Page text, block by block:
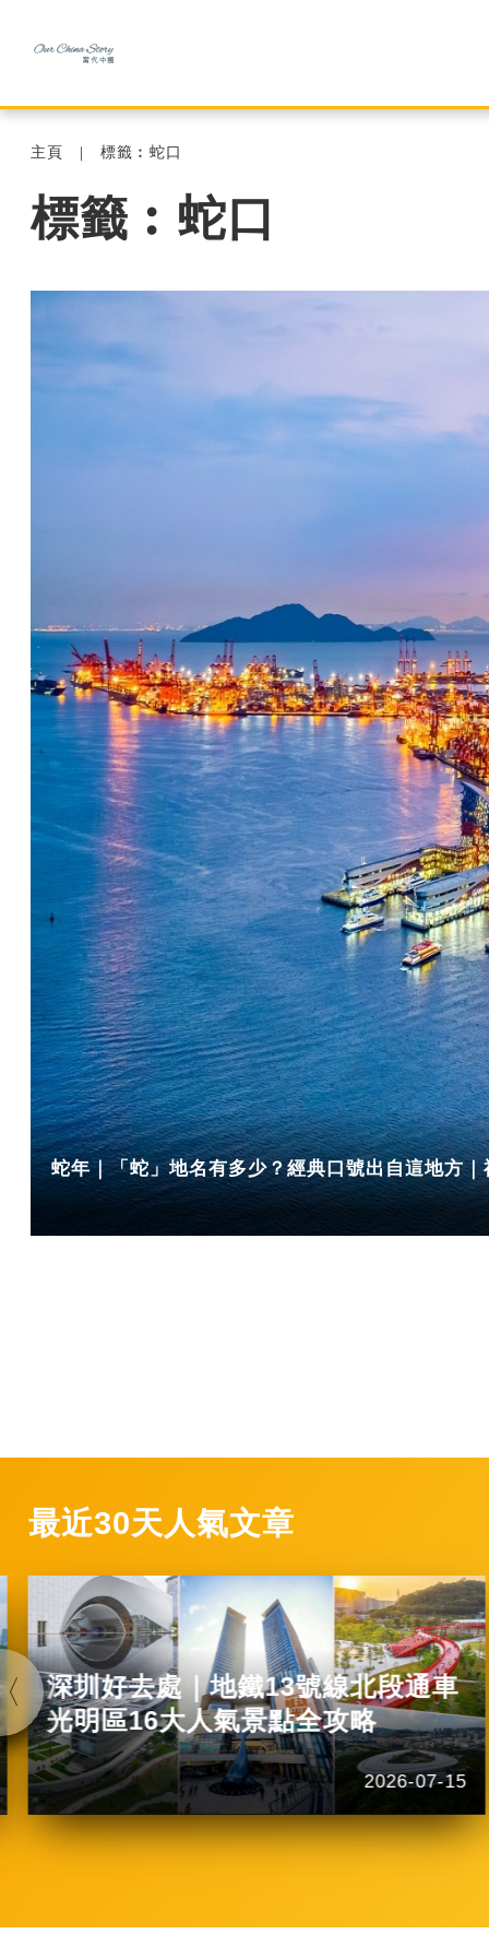
主頁 標籤︰蛇口
標籤︰蛇口
蛇年｜「蛇」地名有多少？經典口號出自這地方
最近30天人氣文章
深圳好去處｜地鐵13號線北段通車
光明區16大人氣景點全攻略
2026-07-15